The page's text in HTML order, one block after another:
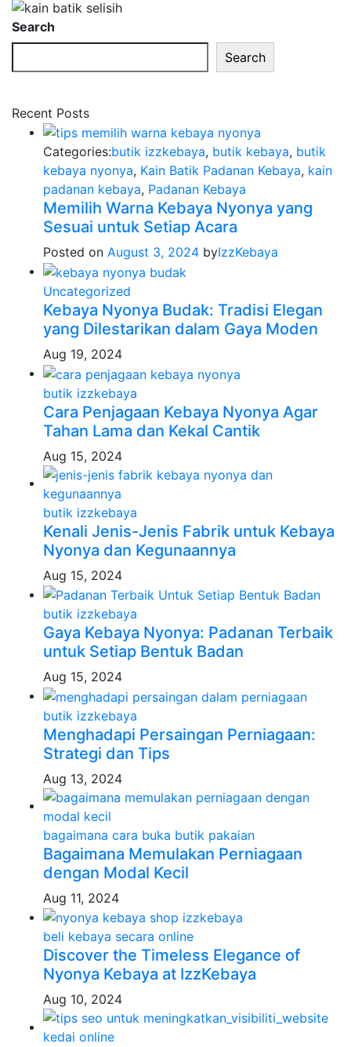
Search
Search
Recent Posts
Categories:butik izzkebaya, butik kebaya, butik
kebaya nyonya, Kain Batik Padanan Kebaya, kain
padanan kebaya, Padanan Kebaya
Memilih Warna Kebaya Nyonya yang
Sesuai untuk Setiap Acara
Posted on August 3, 2024 byIzzKebaya
Uncategorized
Kebaya Nyonya Budak: Tradisi Elegan
yang Dilestarikan dalam Gaya Moden
Aug 19, 2024
butik izzkebaya
Cara Penjagaan Kebaya Nyonya Agar
Tahan Lama dan Kekal Cantik
Aug 15, 2024
butik izzkebaya
Kenali Jenis-Jenis Fabrik untuk Kebaya
Nyonya dan Kegunaannya
Aug 15, 2024
butik izzkebaya
Gaya Kebaya Nyonya: Padanan Terbaik
untuk Setiap Bentuk Badan
Aug 15, 2024
butik izzkebaya
Menghadapi Persaingan Perniagaan:
Strategi dan Tips
Aug 13, 2024
bagaimana cara buka butik pakaian
Bagaimana Memulakan Perniagaan
dengan Modal Kecil
Aug 11, 2024
beli kebaya secara online
Discover the Timeless Elegance of
Nyonya Kebaya at IzzKebaya
Aug 10, 2024